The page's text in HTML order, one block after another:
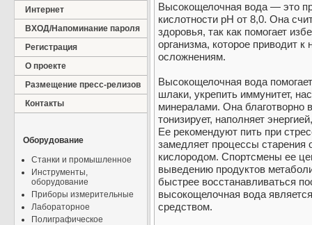
Интернет
ВХОД/Напоминание пароля
Регистрация
О проекте
Размещение пресс-релизов
Контакты
Оборудование
Станки и промышленное
Инструменты,
оборудование
Приборы измерительные
Лабораторное
Полиграфическое
Высокощелочная вода — это
кислотности рН от 8,0. Она
здоровья, так как помогает
организма, которое приводит
осложнениям.
Высокощелочная вода
шлаки, укрепить иммунитет,
минералами. Она благотворно
тонизирует, наполняет
Ее рекомендуют пить при
замедляет процессы старения
кислородом. Спортсмены ее
выведению продуктов
быстрее восстанавливаться
высокощелочная вода
средством.